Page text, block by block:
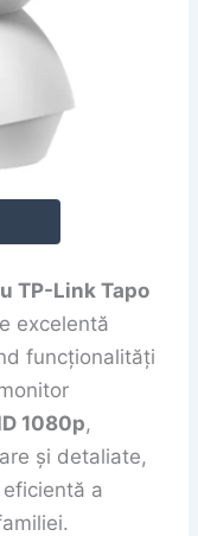
TP-Link Tapo
excelentă
funcționalități
1080p,
și detaliate,
a